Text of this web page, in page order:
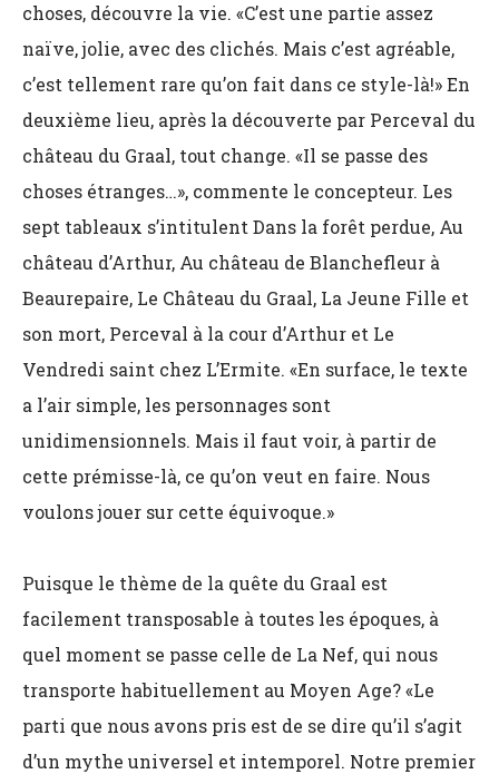
choses, découvre la vie. «C’est une partie assez
naïve, jolie, avec des clichés. Mais c’est agréable,
c’est tellement rare qu’on fait dans ce style-là!» En
deuxième lieu, après la découverte par Perceval du
château du Graal, tout change. «Il se passe des
choses étranges…», commente le concepteur. Les
sept tableaux s’intitulent Dans la forêt perdue, Au
château d’Arthur, Au château de Blanchefleur à
Beaurepaire, Le Château du Graal, La Jeune Fille et
son mort, Perceval à la cour d’Arthur et Le
Vendredi saint chez L’Ermite. «En surface, le texte
a l’air simple, les personnages sont
unidimensionnels. Mais il faut voir, à partir de
cette prémisse-là, ce qu’on veut en faire. Nous
voulons jouer sur cette équivoque.»
Puisque le thème de la quête du Graal est
facilement transposable à toutes les époques, à
quel moment se passe celle de La Nef, qui nous
transporte habituellement au Moyen Age? «Le
parti que nous avons pris est de se dire qu’il s’agit
d’un mythe universel et intemporel. Notre premier